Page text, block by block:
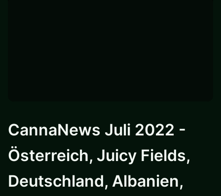
CannaNews Juli 2022 -
Österreich, Juicy Fields,
Deutschland, Albanien,